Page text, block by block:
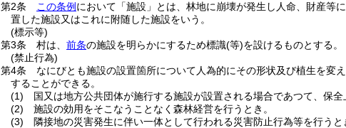
第2条
この条例 において「施設」とは、林地に崩壊が発生し人命、財産等
置した施設又はこれに附随した施設をいう。
(標示等)
第3条
村は、 前条の施設を明らかにするため標識(等)を設けるものとする。
(禁止行為)
第4条
なにびとも施設の設置箇所について人為的にその形状及び植生を変え
することができる。
(1)
国又は地方公共団体が施行する施設が設置される場合であつて、保全
(2)
施設の効用をそこなうことなく森林経営を行うとき。
(3)
隣接地の災害発生に伴い一体として行われる災害防止行為等を行うと